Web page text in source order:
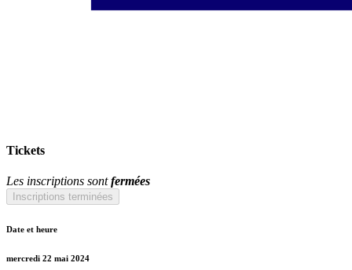
Tickets
Les inscriptions sontfermées
Inscriptions terminées
Date et heure
mercredi 22 mai 2024